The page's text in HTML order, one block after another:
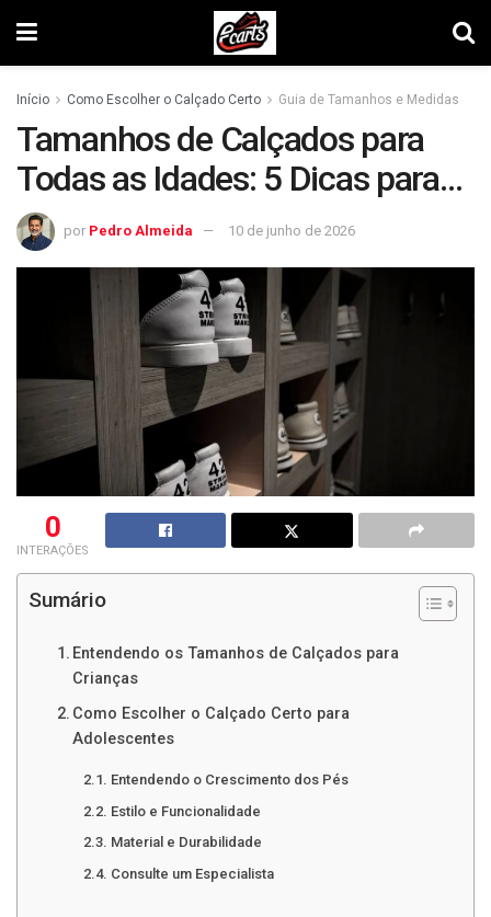
Início Como Escolher o Calçado Certo Guia de Tamanhos e Medidas
Tamanhos de Calçados para
Todas as Idades: 5 Dicas para
Escolher o Par Perfeito
por Pedro Almeida 10 de junho de 2026
0
INTERAÇÕES
Sumário
Entendendo os Tamanhos de Calçados para
Crianças
Como Escolher o Calçado Certo para
Adolescentes
Entendendo o Crescimento dos Pés
Estilo e Funcionalidade
Material e Durabilidade
Consulte um Especialista